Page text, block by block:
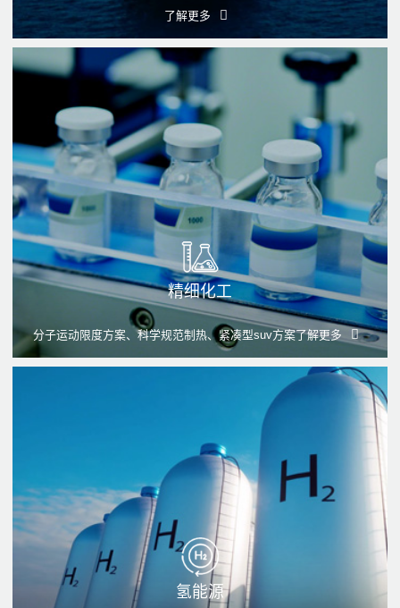
了解更多
精细化工
分子运动限度方案、科学规范制热、紧凑型suv方案了解更多
氢能源